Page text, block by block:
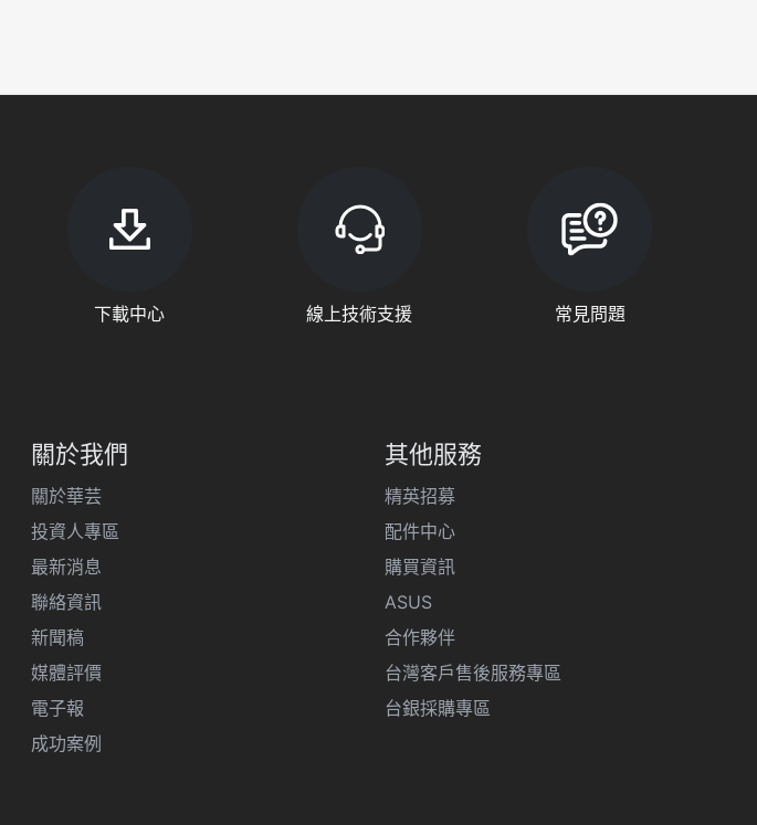
下載中心 線上技術支援 常見問題
關於我們
關於華芸
投資人專區
最新消息
聯絡資訊
新聞稿
媒體評價
電子報
成功案例
其他服務
精英招募
配件中心
購買資訊
ASUS
合作夥伴
台灣客戶售後服務專區
台銀採購專區